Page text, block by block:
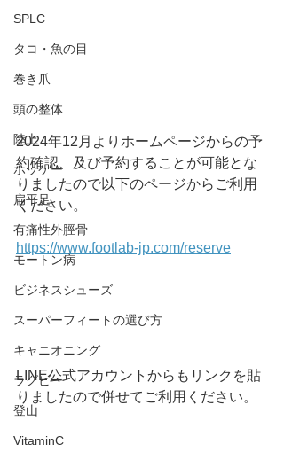
SPLC
タコ・魚の目
巻き爪
頭の整体
陸上
ホッケー
扁平足
有痛性外脛骨
モートン病
ビジネスシューズ
スーパーフィートの選び方
キャニオニング
ラグビー
登山
VitaminC
2024年12月よりホームページからの予
約確認、及び予約することが可能とな
りましたので以下のページからご利用
ください。
https://www.footlab-jp.com/reserve
LINE公式アカウントからもリンクを貼
りましたので併せてご利用ください。